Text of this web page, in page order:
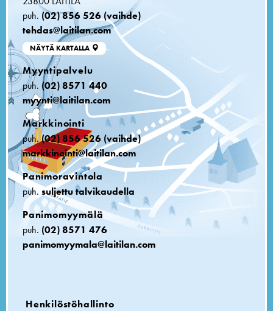
puh. (02) 856 526 (vaihde)
tehdas@laitilan.com
NÄYTÄ KARTALLA
Myyntipalvelu
puh. (02) 8571 440
myynti@laitilan.com
Markkinointi
puh.(02) 856 526 (vaihde)
markkinointi@laitilan.com
Panimoravintola
puh. suljettu talvikaudella
Panimomyymälä
puh. (02) 8571 476
panimomyymala@laitilan.com
Henkilöstöhallinto